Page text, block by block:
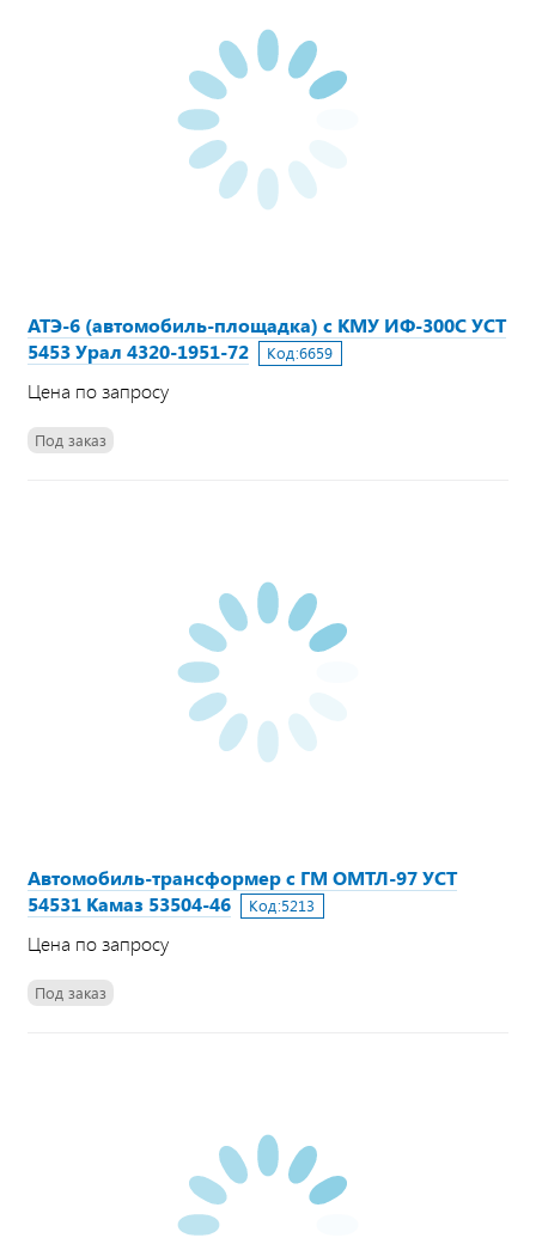
АТЭ-6 (автомобиль-площадка) с КМУ ИФ-300С УСТ
5453 Урал 4320-1951-72
Код:6659
Цена по запросу
Под заказ
Автомобиль-трансформер с ГМ ОМТЛ-97 УСТ
54531 Камаз 53504-46
Код:5213
Цена по запросу
Под заказ